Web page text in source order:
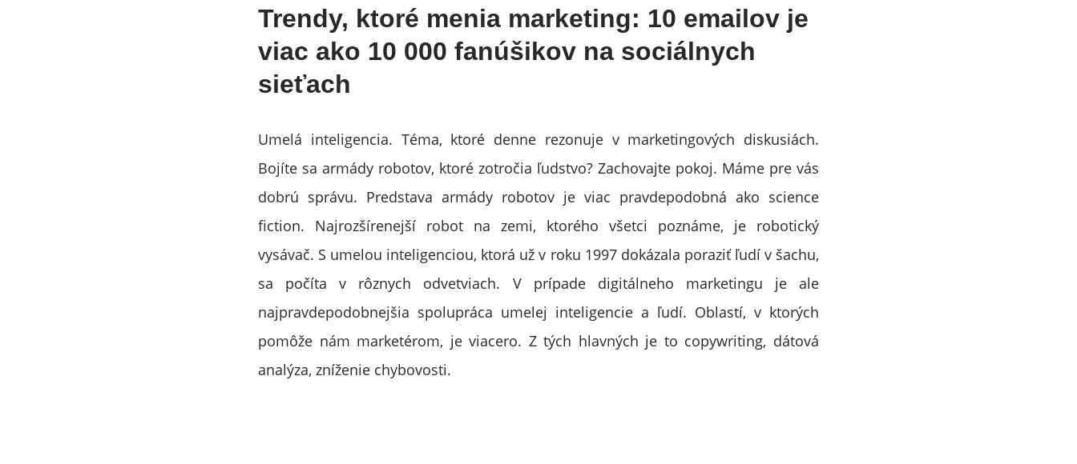
Trendy, ktoré menia marketing: 10 emailov je
viac ako 10 000 fanúšikov na sociálnych
sieťach
Umelá inteligencia. Téma, ktoré denne rezonuje v marketingových diskusiách.
Bojíte sa armády robotov, ktoré zotročia ľudstvo? Zachovajte pokoj. Máme pre vás
dobrú správu. Predstava armády robotov je viac pravdepodobná ako science
fiction. Najrozšírenejší robot na zemi, ktorého všetci poznáme, je robotický
vysávač. S umelou inteligenciou, ktorá už v roku 1997 dokázala poraziť ľudí v šachu,
sa počíta v rôznych odvetviach. V prípade digitálneho marketingu je ale
najpravdepodobnejšia spolupráca umelej inteligencie a ľudí. Oblastí, v ktorých
pomôže nám marketérom, je viacero. Z tých hlavných je to copywriting, dátová
analýza, zníženie chybovosti.